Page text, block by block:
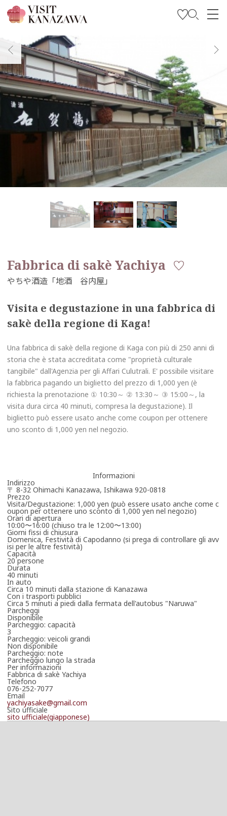
Trova l’ispirazione
Esplora
Programma il tuo viaggio
Travel Trade and Media
Languages
Fabbrica di sakè Yachiya
Visita e degustazione in una fabbrica di
sakè della regione di Kaga!
Una fabbrica di sakè della regione di Kaga con più di 250 anni di
storia che è stata accreditata come "proprietà culturale
tangibile" dall'Agenzia per gli Affari Culutrali. E' possibile visitare
la fabbrica pagando un biglietto del prezzo di 1,000 yen (è
richiesta la prenotazione ① 10:30～ ② 13:30～ ③ 15:00～, la
visita dura circa 40 minuti, compresa la degustazione). Il
biglietto può essere usato anche come coupon per ottenere
uno sconto di 1,000 yen nel negozio.
Informazioni
Indirizzo
〒 8-32 Ohimachi Kanazawa, Ishikawa 920-0818
Prezzo
Visita/Degustazione: 1,000 yen (può essere usato anche come c
oupon per ottenere uno sconto di 1,000 yen nel negozio)
Orari di apertura
10:00〜16:00 (chiuso tra le 12:00〜13:00)
Giorni fissi di chiusura
Domenica, Festività di Capodanno (si prega di controllare gli avv
isi per le altre festività)
Capacità
20 persone
Durata
40 minuti
In auto
Circa 10 minuti dalla stazione di Kanazawa
Con i trasporti pubblici
Circa 5 minuti a piedi dalla fermata dell'autobus "Naruwa"
Parcheggi
Disponibile
Parcheggio: capacità
3
Parcheggio: veicoli grandi
Non disponibile
Parcheggio: note
Parcheggio lungo la strada
Per informazioni
Fabbrica di sakè Yachiya
Telefono
076-252-7077
Email
yachiyasake@gmail.com
Sito ufficiale
sito ufficiale(giapponese)